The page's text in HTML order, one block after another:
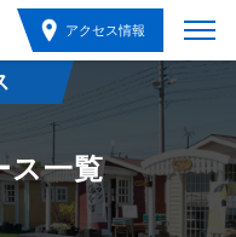
アクセス情報
ス一覧